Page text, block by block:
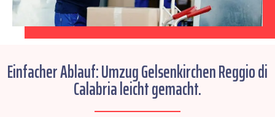
Einfacher Ablauf: Umzug Gelsenkirchen Reggio di
Calabria leicht gemacht.